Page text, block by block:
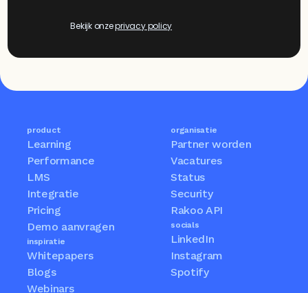
Bekijk onze privacy policy
product
Learning
Performance
LMS
Integratie
Pricing
Demo aanvragen
inspiratie
Whitepapers
Blogs
Webinars
organisatie
Partner worden
Vacatures
Status
Security
Rakoo API
socials
LinkedIn
Instagram
Spotify